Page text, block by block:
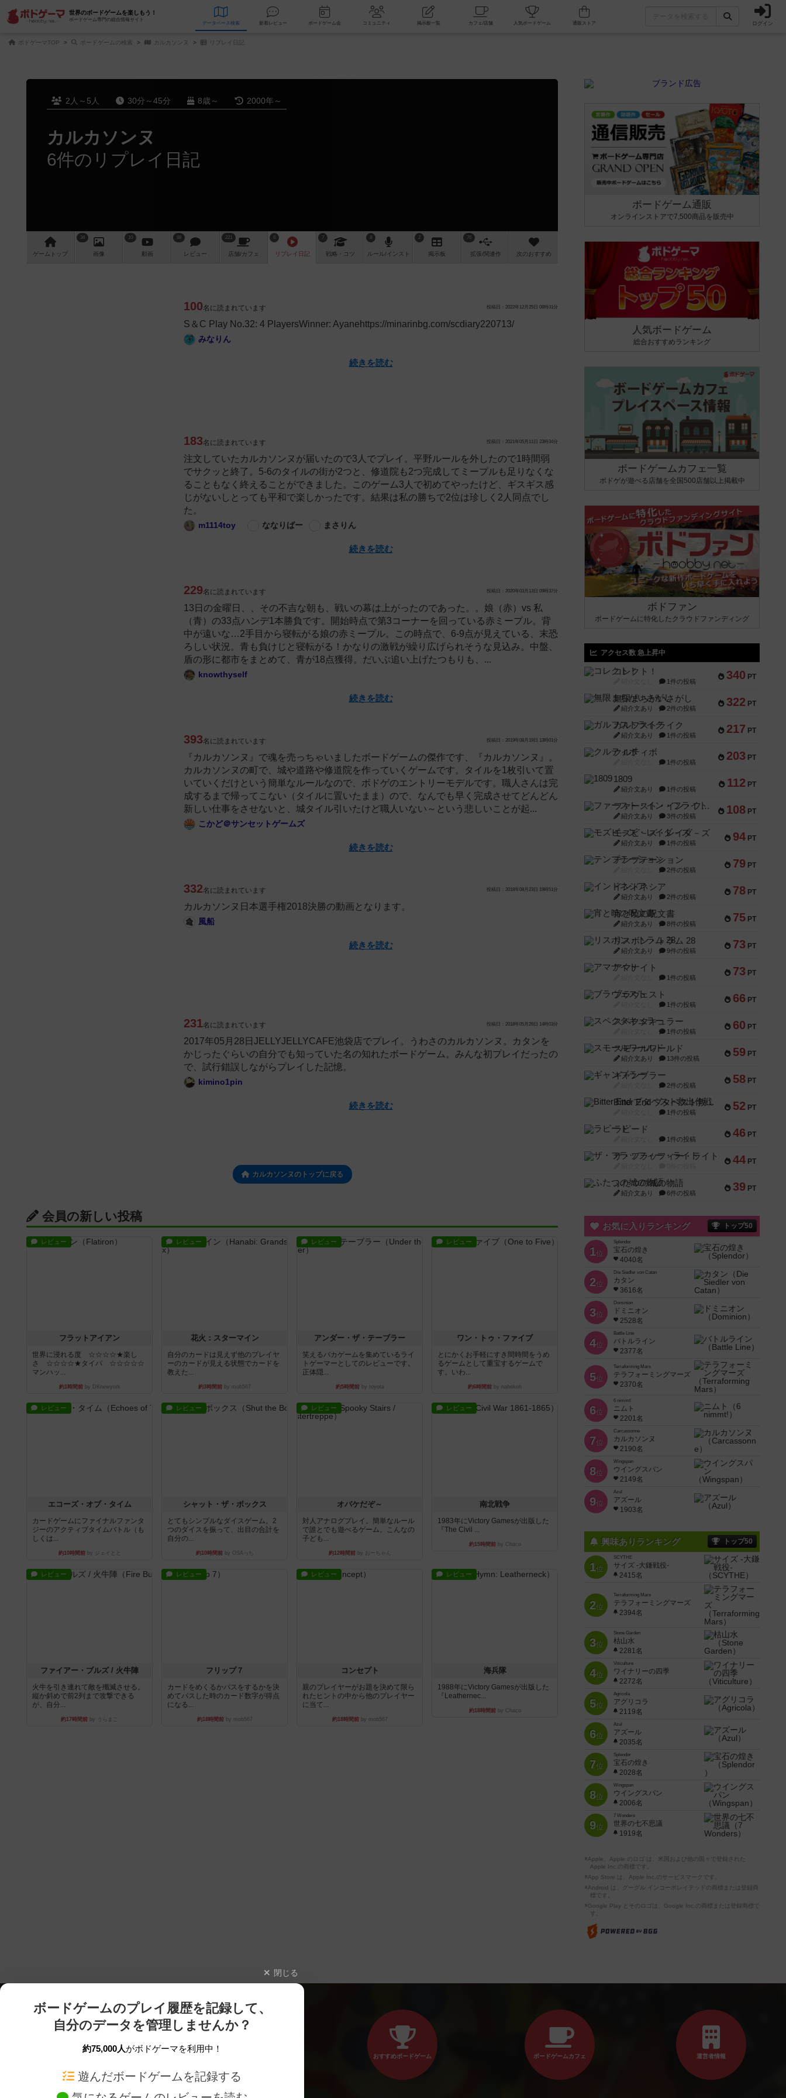
世界のボードゲームを楽しもう！
ボードゲーム専門の総合情報サイト
データベース 検索 新着レビュー ボードゲーム会 コミュニティ 掲示板一覧 カフェ/店舗 人気ボードゲーム ログイン
ボドゲーマTOP ボードゲームの検索 カルカソンヌ リプレイ日記
2人～5人 30分～45分 8歳～ 2000年～
カルカソンヌ
6件のリプレイ日記
ゲーム トップ
34
画像
10
動画
88
レビュー
221
店舗/カフェ
6
リプレイ 日記
7
戦略 ・コツ
8
ルール/インスト
2
掲示板
76
拡張/関連作 次のおすすめ
100名に読まれています 投稿日：2022年12月25日 08時31分
S＆C Play No.32: 4 PlayersWinner: Ayanehttps://minarinbg.com/scdiary220713/
みなりん
続きを読む
183名に読まれています 投稿日：2021年05月11日 23時34分
注文していたカルカソンヌが届いたので3人でプレイ。平野ルールを外したので1時間弱
でサクッと終了。5-6のタイルの街が2つと、修道院も2つ完成してミープルも足りなくな
ることもなく終えることができました。このゲーム3人で初めてやったけど、ギスギス感
じがないしとっても平和で楽しかったです。結果は私の勝ちで2位は珍しく2人同点でし
た。
m1114toy ななりばー まさりん
続きを読む
229名に読まれています 投稿日：2020年03月13日 09時37分
13日の金曜日、、その不吉な朝も、戦いの幕は上がったのであった。。娘（赤）vs 私
（青）の33点ハンデ1本勝負です。開始時点で第3コーナーを回っている赤ミープル。背
中が遠いな…2手目から寝転がる娘の赤ミープル。この時点で、6-9点が見えている、末恐
ろしい状況。青も負けじと寝転がる！かなりの激戦が繰り広げられそうな見込み。中盤、
盾の形に都市をまとめて、青が18点獲得。だいぶ追い上げたつもりも、...
knowthyself
続きを読む
393名に読まれています 投稿日：2019年08月19日 13時01分
『カルカソンヌ』で魂を売っちゃいましたボードゲームの傑作です、『カルカソンヌ』。
カルカソンヌの町で、城や道路や修道院を作っていくゲームです。タイルを1枚引いて置
いていくだけという簡単なルールなので、ボドゲのエントリーモデルです。職人さんは完
成するまで帰ってこない（タイルに置いたまま）ので、なんでも早く完成させてどんどん
新しい仕事をさせないと、城タイル引いたけど職人いない～という悲しいことが起...
こかど＠サンセットゲームズ
続きを読む
332名に読まれています 投稿日：2018年08月23日 19時51分
カルカソンヌ日本選手権2018決勝の動画となります。
風船
続きを読む
231名に読まれています 投稿日：2018年05月26日 14時03分
2017年05月28日JELLYJELLYCAFE池袋店でプレイ。うわさのカルカソンヌ。カタンを
かじったぐらいの自分でも知っていた名の知れたボードゲーム。みんな初プレイだったの
で、試行錯誤しながらプレイした記憶。
kimino1pin
続きを読む
カルカソンヌのトップに戻る
会員の新しい投稿
レビュー
フラットアイアン
世界に浸れる度 ☆☆☆☆★楽し
さ ☆☆☆☆★タイパ ☆☆☆☆☆
マンハッ...
約1時間前by DKnewyork
レビュー
花火：スターマイン
自分のカードは見えず他のプレイヤ
ーのカードが見える状態でカードを
教えた...
約3時間前 by mob567
レビュー
アンダー・ザ・テーブラー
笑えるバカゲームを集めているライ
トゲーマーとしてのレビューです。
正体隠...
約5時間前by toyota
レビュー
ワン・トゥ・ファイブ
とにかくお手軽にすき間時間をうめ
るゲームとして重宝するゲームで
す。いわ...
約6時間前 by nabekoh
レビュー
エコーズ・オブ・タイム
カードゲームにファイナルファンタ
ジーのアクティブタイムバトル（も
しくは...
約10時間前by ジェイとと
レビュー
シャット・ザ・ボックス
とてもシンプルなダイスゲーム。2
つのダイスを振って、出目の合計を
自分の...
約10時間前by OSAっち
レビュー
オバケだぞ～
対人アナログプレイ。簡単なルール
で誰とでも遊べるゲーム。こんなの
子ども...
約12時間前by おーちゃん
レビュー
南北戦争
1983年にVictory Gamesが出版した
『The Civil ...
約15時間前by Chaco
レビュー
ファイアー・ブルズ / 火牛陣
火牛を引き連れて敵を殲滅させる。
縦か斜めで前2列まで攻撃できる
が、自分...
約17時間前 by うらまこ
レビュー
フリップ７
カードをめくるかパスをするかを決
めてパスした時のカード数字が得点
になる...
約18時間前by mob567
レビュー
コンセプト
親のプレイヤーがお題を決めて限ら
れたヒントの中から他のプレイヤー
に当て...
約18時間前by mob567
レビュー
海兵隊
1988年にVictory Gamesが出版した
『Leathernec...
約18時間前by Chaco
ボードゲーム通販
オンラインストアで7,500商品を販売中
人気ボードゲーム
総合おすすめランキング
ボードゲームカフェ一覧
ボドゲが遊べる店舗を全国500店舗以上掲載中
ボドファン
ボードゲームに特化したクラウドファンディング
アクセス数 急上昇中
340 PT
コレクト！
1件の投稿
322 PT
無限まちがいさがし
紹介文あり 2件の投稿
217 PT
ガルフストライク
紹介文あり 1件の投稿
203 PT
クルティボ
1件の投稿
112 PT
1809
紹介文あり 1件の投稿
108 PT
ファースト・イン・フライト
紹介文あり 3件の投稿
94 PT
モズビ－ズ・レイダ－ズ
紹介文あり 1件の投稿
79 PT
テンプテーション
2件の投稿
78 PT
インドネシア
紹介文あり 2件の投稿
75 PT
宵と暁の呪文書
紹介文あり 8件の投稿
73 PT
リスボン・トラム 28
紹介文あり 9件の投稿
73 PT
アマナイト
1件の投稿
66 PT
ブラヴェスト
1件の投稿
60 PT
スペクタキュラー
1件の投稿
59 PT
スモールワールド
紹介文あり 13件の投稿
58 PT
ギャンブラー
2件の投稿
52 PT
Bitter End ブタペスト救出作戦
1件の投稿
46 PT
ラピード
1件の投稿
44 PT
ザ・フラッフィー・ライト
39 PT
ふたつの城の物語
紹介文あり 6件の投稿
お気に入りランキング トップ50
1位
Splendor
宝石の煌き
4040名
2位
Die Siedler von Catan
カタン
3616名
3位
Dominion
ドミニオン
2528名
4位
Battle Line
バトルライン
2377名
5位
Terraforming Mars
テラフォーミングマーズ
2370名
6位
6 nimmt!
ニムト
2201名
7位
Carcassonne
カルカソンヌ
2190名
8位
Wingspan
ウイングスパン
2149名
9位
Azul
アズール
1903名
興味ありランキング トップ50
1位
SCYTHE
サイズ -大鎌戦役-
2415名
2位
Terraforming Mars
テラフォーミングマーズ
2394名
3位
Stone Garden
枯山水
2281名
4位
Viticulture
ワイナリーの四季
2272名
5位
Agricola
アグリコラ
2119名
6位
Azul
アズール
2035名
7位
Splendor
宝石の煌き
2028名
8位
Wingspan
ウイングスパン
2006名
9位
7 Wonders
世界の七不思議
1919名
※Apple、Apple のロゴ は、米国および他の国々で登録された
Apple Inc.の商標です。
※App Store は、Apple Inc.のサービスマークです。
※Android は、グーグル インコーポレイテッドの商標または登録商
標です。
※Google Play とそのロゴは、Google Inc.の商標または登録商標で
す。
閉じる
ボードゲームのプレイ履歴を記録して、
自分のデータを管理しませんか？
約75,000人がボドゲーマを利用中！
遊んだボードゲームを記録する
おすすめボードゲーム ボードゲームカフェ 運営者情報